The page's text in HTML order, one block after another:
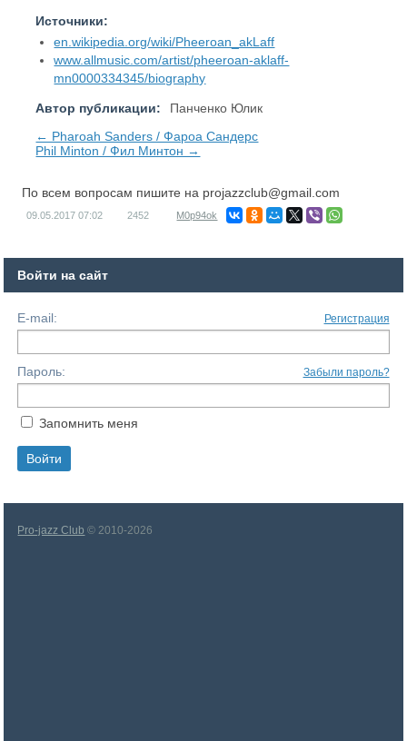
Источники:
en.wikipedia.org/wiki/Pheeroan_akLaff
www.allmusic.com/artist/pheeroan-aklaff-
mn0000334345/biography
Автор публикации:
Панченко Юлик
← Pharoah Sanders / Фароа Сандерс
Phil Minton / Фил Минтон →
По всем вопросам пишите на projazzclub@gmail.com
09.05.2017 07:02 2452 M0p94ok
Войти на сайт
E-mail: Регистрация
Пароль: Забыли пароль?
Запомнить меня
Pro-jazz Club © 2010-2026